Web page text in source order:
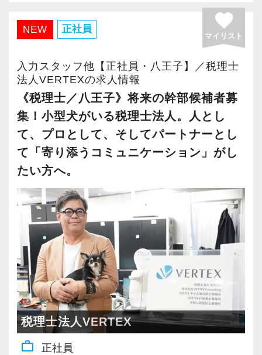
≪経験者には早い段階で担当をお任せします！
十分な経験をお持ちの方には、早い段階で担当
をお任せしたいと思っています。
スキルと経験、お任せする案件の規模を考えな
がら担当先を割り振りますので、無理なくステ
ップアップを目指せます。
これまでのご経験を活かしたい方はもちろん、
新たにチャレンジしてみたいことなどがあれば
ぜひ教えてください。
最大限希望を考慮したステージをご用意させて
いただきます！
≪求める人物像≫
◎会計事務所経験1年以上の方
◎一連の税務会計・決算・申告業務の対応経験
がある方、優遇します
◎担当を持った経験がある方、優遇します
◎サービス業としてお客様に寄り添った対応が
所内には代表が飼っている小型犬(チワワ)がいま
す。
犬好きな方なら癒されながら働ける環境です。
一方で犬が苦手な方、アレルギーがある方など
は難しいかもしれません。
≪「会話」から生まれる信頼をサービスに昇華
させる醍醐味≫
私たちの仕事は「サービス業」だと考えていま
す。
ただ資料やデータを見て、機械的に処理するだ
けでは、お客様と事務所双方にとって気持ちの
いい関係とは言えません。
もちろん生産性や効率性とのバランスは必要で
すが、大前提としてVERTEXでは「人を大切に
できる人」と一緒に働きたいと思っています。
NEW 正社員 favorite
マイリスト
入力スタッフ他【正社員・八王子】／税理士
法人VERTEXの求人情報
《税理士／八王子》将来の幹部候補者募
集！小型犬がいる税理士法人。人とし
て、プロとして、そしてパートナーとし
て「寄り添うコミュニケーション」がし
たい方へ。
税理士法人VERTEX
work_outline 正社員